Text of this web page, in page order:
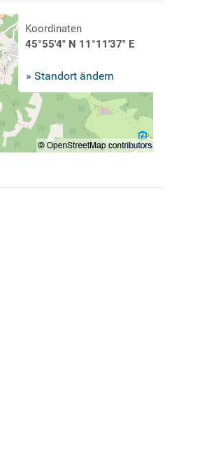
Koordinaten
45°55'4" N 11°11'37" E
» Standort ändern